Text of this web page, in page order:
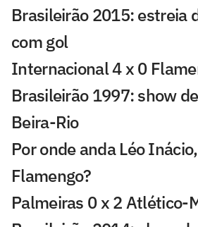
Brasileirão 2015: estreia
com gol
Internacional 4 x 0
Brasileirão 1997: show
Beira-Rio
Por onde anda Léo
Flamengo?
Palmeiras 0 x 2 Atlético-